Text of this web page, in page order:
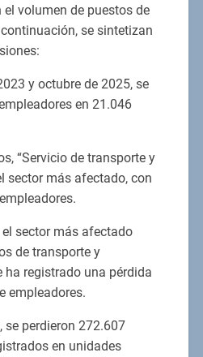
volumen de puestos de
se sintetizan
y octubre de 2025, se
en 21.046
“Servicio de transporte y
sector más afectado, con
sector más afectado
de transporte y
ha registrado una pérdida
empleadores.
se perdieron 272.607
en unidades